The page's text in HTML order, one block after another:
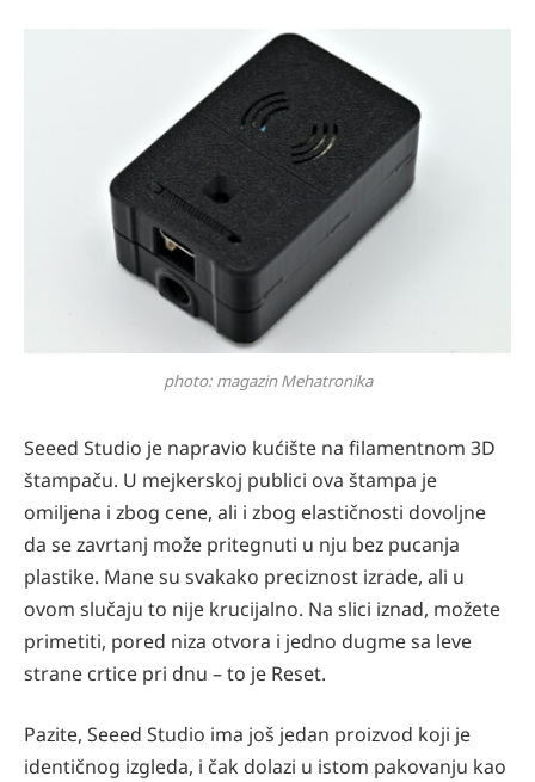
photo: magazin Mehatronika
Seeed Studio je napravio kućište na filamentnom 3D
štampaču. U mejkerskoj publici ova štampa je
omiljena i zbog cene, ali i zbog elastičnosti dovoljne
da se zavrtanj može pritegnuti u nju bez pucanja
plastike. Mane su svakako preciznost izrade, ali u
ovom slučaju to nije krucijalno. Na slici iznad, možete
primetiti, pored niza otvora i jedno dugme sa leve
strane crtice pri dnu – to je Reset.
Pazite, Seeed Studio ima još jedan proizvod koji je
identičnog izgleda, i čak dolazi u istom pakovanju kao